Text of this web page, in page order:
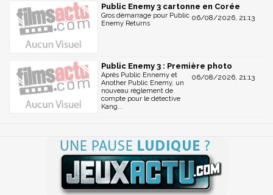
Public Enemy 3 cartonne en Corée
06/08/2026, 21:13
Gros démarrage pour Public
Enemy Returns
Public Enemy 3 : Première photo
06/08/2026, 21:13
Après Public Ennemy et
Another Public Enemy, un
nouveau règlement de
compte pour le détective
Kang...